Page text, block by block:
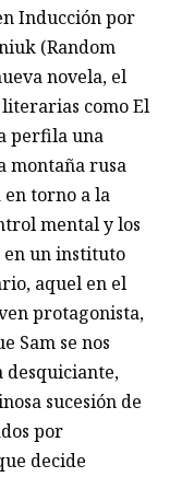
Inducción por
(Random
novela, el
como El
perfila una
montaña rusa
en torno a la
mental y los
en un instituto
aquel en el
protagonista,
Sam se nos
desquiciante,
sucesión de
por
decide